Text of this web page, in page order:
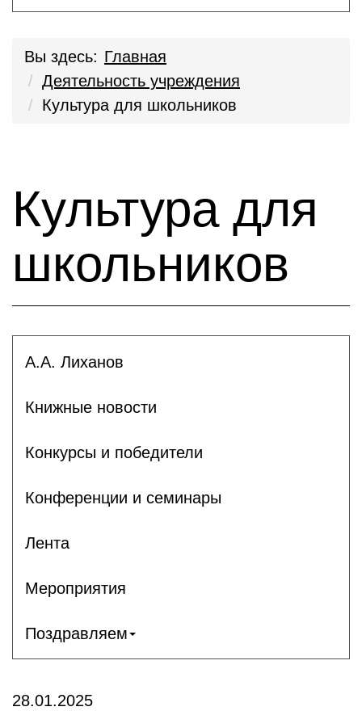
Вы здесь: Главная
Деятельность учреждения
Культура для школьников
Культура для
школьников
А.А. Лиханов
Книжные новости
Конкурсы и победители
Конференции и семинары
Лента
Мероприятия
Поздравляем
28.01.2025